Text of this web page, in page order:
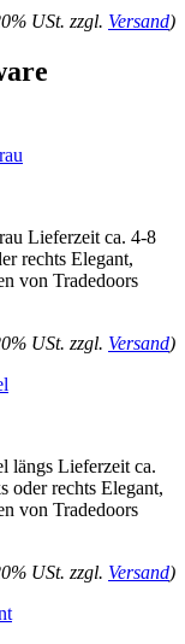
USt. zzgl. Versand)
Lieferzeit ca. 4-8
rechts Elegant,
von Tradedoors
USt. zzgl. Versand)
längs Lieferzeit ca.
oder rechts Elegant,
von Tradedoors
USt. zzgl. Versand)